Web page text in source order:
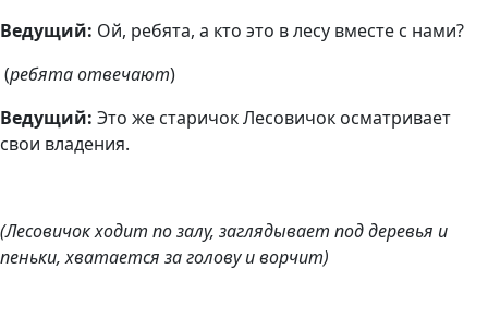
Ведущий: Ой, ребята, а кто это в лесу вместе с нами?
(ребята отвечают)
Ведущий: Это же старичок Лесовичок осматривает
свои владения.
(Лесовичок ходит по залу, заглядывает под деревья и
пеньки, хватается за голову и ворчит)